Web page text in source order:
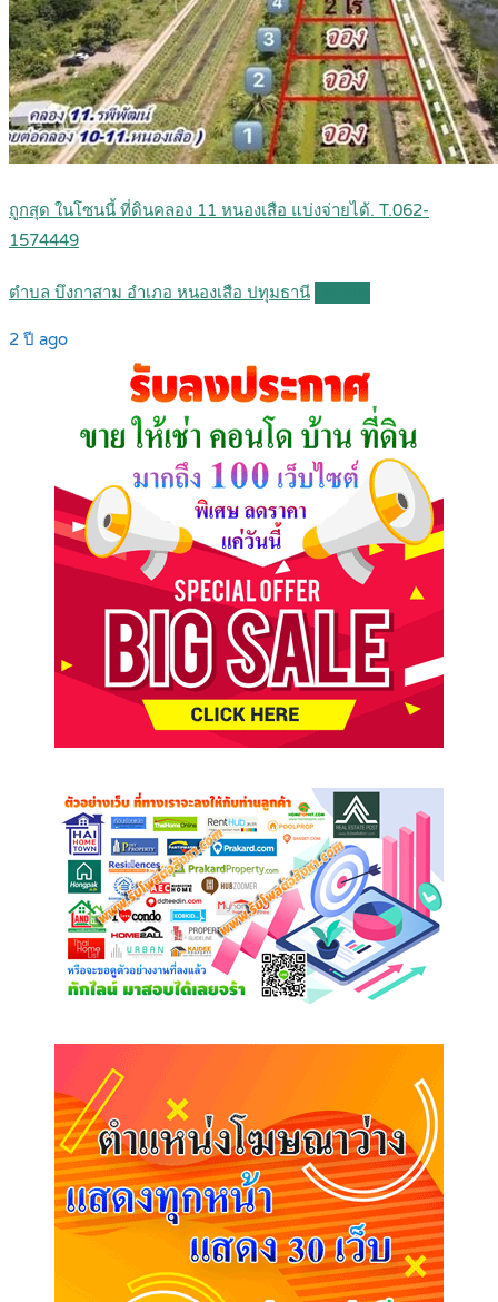
ถูกสุด ในโซนนี้ ที่ดินคลอง 11 หนองเสือ แบ่งจ่ายได้. T.062-
1574449
ตำบล บึงกาสาม อำเภอ หนองเสือ ปทุมธานี
2 ปี ago